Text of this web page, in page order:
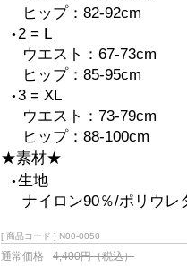
ヒップ：82-92cm
● 2 = L
ウエスト：67-73cm
ヒップ：85-95cm
● 3 = XL
ウエスト：73-79cm
ヒップ：88-100cm
★素材★
● 生地
ナイロン90％/ポリウレ
[ 商品コード ] N00-0050
通常価格 4,400円（税込）